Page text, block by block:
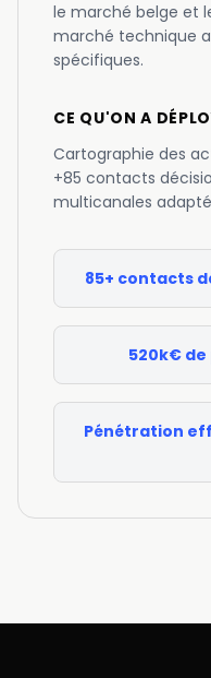
le marché belge et
marché technique
spécifiques.
CE QU'ON A
Cartographie des
+85 contacts
multicanales
85+ contacts
520k€ de
Pénétration